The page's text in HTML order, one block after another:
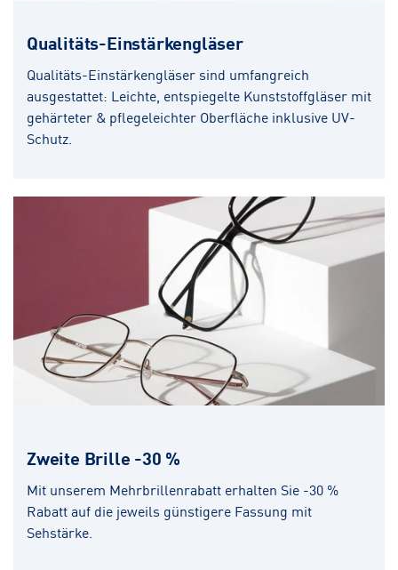
Qualitäts-Einstärkengläser
Qualitäts-Einstärkengläser sind umfangreich
ausgestattet: Leichte, entspiegelte Kunststoffgläser mit
gehärteter & pflegeleichter Oberfläche inklusive UV-
Schutz.
Zweite Brille -30 %
Mit unserem Mehrbrillenrabatt erhalten Sie -30 %
Rabatt auf die jeweils günstigere Fassung mit
Sehstärke.